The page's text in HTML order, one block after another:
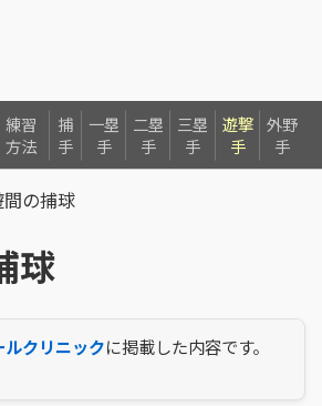
練習
方法
捕
手
一塁
手
二塁
手
三塁
手
遊撃
手
外野
手
間の捕球
球
クリニックに掲載した内容です。